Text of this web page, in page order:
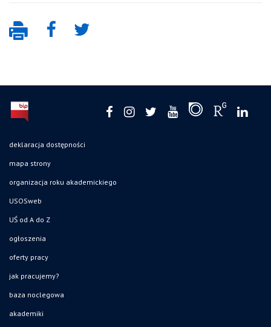
deklaracja dostępności
mapa strony
organizacja roku akademickiego
USOSweb
UŚ od A do Z
ogłoszenia
oferty pracy
jak pracujemy?
baza noclegowa
akademiki